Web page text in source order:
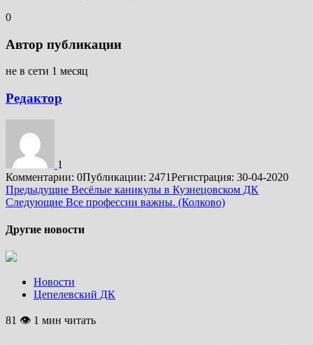
0
Автор публикации
не в сети 1 месяц
Редактор
1
Комментарии: 0Публикации: 2471Регистрация: 30-04-2020
Подробнее
Предыдущие Весёлые каникулы в Кузнецовском ДК
Следующие Все профессии важны. (Колково)
Другие новости
Новости
Цепелевский ДК
81 👁 1 мин читать